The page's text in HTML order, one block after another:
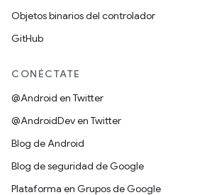
Objetos binarios del controlador
GitHub
CONÉCTATE
@Android en Twitter
@AndroidDev en Twitter
Blog de Android
Blog de seguridad de Google
Plataforma en Grupos de Google